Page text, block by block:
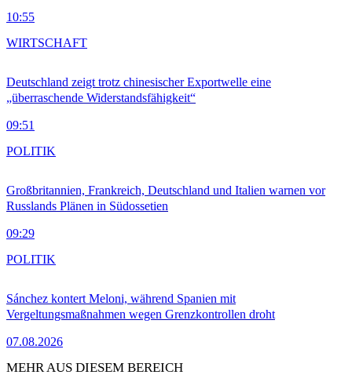
10:55
Deutschland zeigt trotz chinesischer Exportwelle eine
„überraschende Widerstandsfähigkeit“
09:51
WIRTSCHAFT
Großbritannien, Frankreich, Deutschland und Italien warnen vor
Russlands Plänen in Südossetien
09:29
POLITIK
Sánchez kontert Meloni, während Spanien mit
Vergeltungsmaßnahmen wegen Grenzkontrollen droht
07.08.2026
POLITIK
MEHR AUS DIESEM BEREICH